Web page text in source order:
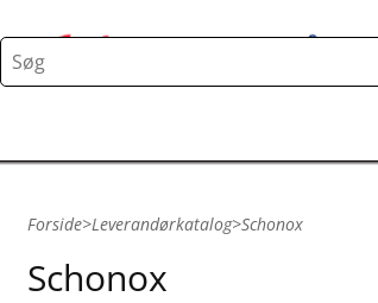
Forside>Leverandørkatalog>Schonox
Schonox